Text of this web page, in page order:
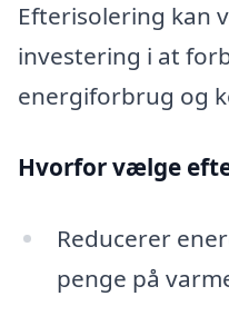
Efterisolering kan
investering i at
energiforbrug og
Hvorfor vælge
Reducerer
penge på